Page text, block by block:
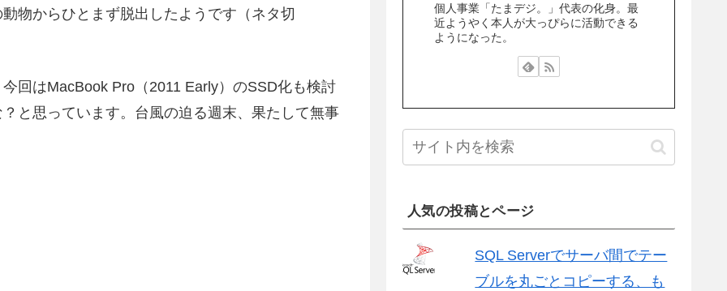
物からひとまず脱出したようです（ネタ切
回はMacBook Pro（2011 Early）のSSD化も検討
と思っています。台風の迫る週末、果たして無事
個人事業「たまデジ。」代表の化身。最
近ようやく本人が大っぴらに活動できる
ようになった。
人気の投稿とページ
SQL Serverでサーバ間でテー
ブルを丸ごとコピーする、も